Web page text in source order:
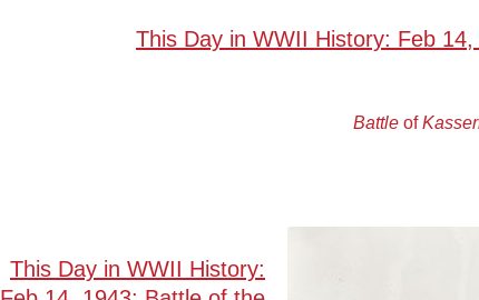
This Day in WWII History: Feb
Battle of
This Day in WWII History: